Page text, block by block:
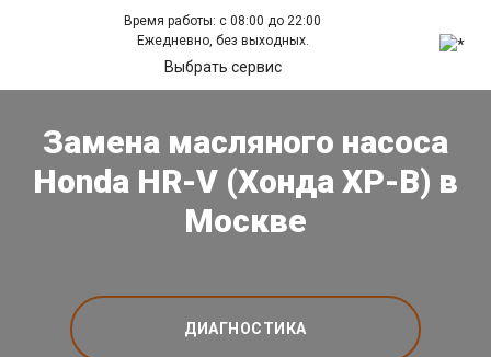
Время работы: с 08:00 до 22:00
Ежедневно, без выходных.
Выбрать сервис
Замена масляного насоса
Honda HR-V (Хонда ХР-В) в
Москве
ДИАГНОСТИКА